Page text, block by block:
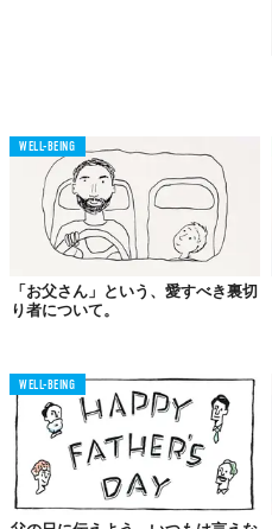
WELL-BEING
「お父さん」という、愛すべき裏切
り者について。
WELL-BEING